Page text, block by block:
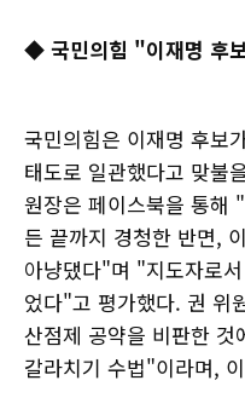
◆ 국민의힘 "이재명 후
국민의힘은 이재명 후보
태도로 일관했다고 맞불
원장은 페이스북을 통해
든 끝까지 경청한 반면,
아냥댔다"며 "지도자로
었다"고 평가했다. 권 위
산점제 공약을 비판한
갈라치기 수법"이라며,